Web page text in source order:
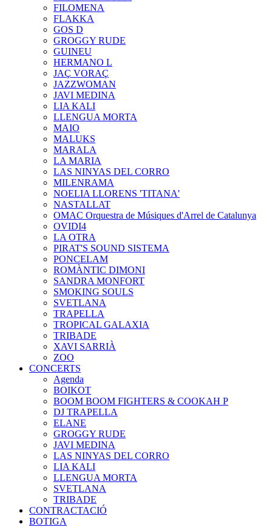
FILOMENA
FLAKKA
GOS D
GROGGY RUDE
GUINEU
HERMANO L
JAÇ VORAÇ
JAZZWOMAN
JAVI MEDINA
LIA KALI
LLENGUA MORTA
MAIO
MALUKS
MARALA
LA MARIA
LAS NINYAS DEL CORRO
MILENRAMA
NOELIA LLORENS 'TITANA'
NASTALLAT
OMAC Orquestra de Músiques d'Arrel de Catalunya
OVIDI4
LA OTRA
PIRAT'S SOUND SISTEMA
PONCELAM
ROMÀNTIC DIMONI
SANDRA MONFORT
SMOKING SOULS
SVETLANA
TRAPELLA
TROPICAL GALAXIA
TRIBADE
XAVI SARRIÀ
ZOO
CONCERTS
Agenda
BOIKOT
BOOM BOOM FIGHTERS & COOKAH P
DJ TRAPELLA
ELANE
GROGGY RUDE
JAVI MEDINA
LAS NINYAS DEL CORRO
LIA KALI
LLENGUA MORTA
SVETLANA
TRIBADE
CONTRACTACIÓ
BOTIGA